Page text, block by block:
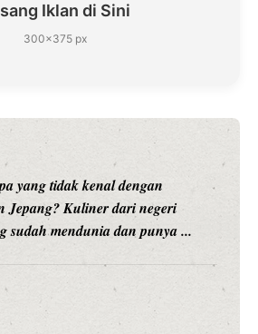
Iklan di Sini
300×375 px
sangka, dua nama besar di dunia
dan Vicky Prasetyo, kini
dengan ...
& Vicky Prasetyo Buka Restoran
Bikin Nagih!